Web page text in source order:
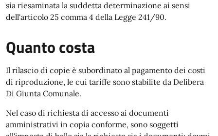
sia riesaminata la suddetta determinazione ai sensi
dell'articolo 25 comma 4 della Legge 241/90.
Quanto costa
Il rilascio di copie è subordinato al pagamento dei costi
di riproduzione, le cui tariffe sono stabilite da Delibera
Di Giunta Comunale.
Nel caso di richiesta di accesso ai documenti
amministrativi in copia conforme, sono soggetti